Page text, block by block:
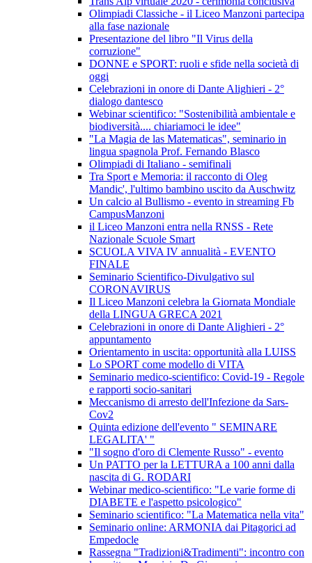
Olimpiadi Classiche - il Liceo Manzoni partecipa
alla fase nazionale
Presentazione del libro "Il Virus della
corruzione"
DONNE e SPORT: ruoli e sfide nella società di
oggi
Celebrazioni in onore di Dante Alighieri - 2°
dialogo dantesco
Webinar scientifico: "Sostenibilità ambientale e
biodiversità.... chiariamoci le idee"
"La Magia de las Matematicas", seminario in
lingua spagnola Prof. Fernando Blasco
Olimpiadi di Italiano - semifinali
Tra Sport e Memoria: il racconto di Oleg
Mandic', l'ultimo bambino uscito da Auschwitz
Un calcio al Bullismo - evento in streaming Fb
CampusManzoni
il Liceo Manzoni entra nella RNSS - Rete
Nazionale Scuole Smart
SCUOLA VIVA IV annualità - EVENTO
FINALE
Seminario Scientifico-Divulgativo sul
CORONAVIRUS
Il Liceo Manzoni celebra la Giornata Mondiale
della LINGUA GRECA 2021
Celebrazioni in onore di Dante Alighieri - 2°
appuntamento
Orientamento in uscita: opportunità alla LUISS
Lo SPORT come modello di VITA
Seminario medico-scientifico: Covid-19 - Regole
e rapporti socio-sanitari
Meccanismo di arresto dell'Infezione da Sars-
Cov2
Quinta edizione dell'evento " SEMINARE
LEGALITA' "
"Il sogno d'oro di Clemente Russo" - evento
Un PATTO per la LETTURA a 100 anni dalla
nascita di G. RODARI
Webinar medico-scientifico: "Le varie forme di
DIABETE e l'aspetto psicologico"
Seminario scientifico: "La Matematica nella vita"
Seminario online: ARMONIA dai Pitagorici ad
Empedocle
Rassegna "Tradizioni&Tradimenti": incontro con